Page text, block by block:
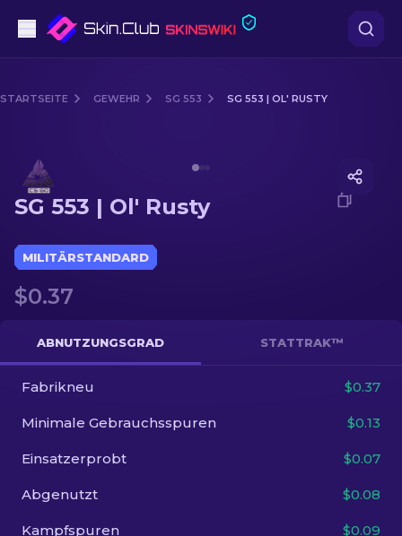
Scharfschützengewehr
Messer
Handschuh
Kisten
Andere
STARTSEITE GEWEHR SG 553 SG 553 | OL' RUSTY
SG 553 | Ol' Rusty
MILITÄRSTANDARD
$0.37
ABNUTZUNGSGRAD STATTRAK™
Fabrikneu $0.37
Minimale Gebrauchsspuren $0.13
Einsatzerprobt $0.07
Abgenutzt $0.08
Kampfspuren $0.09